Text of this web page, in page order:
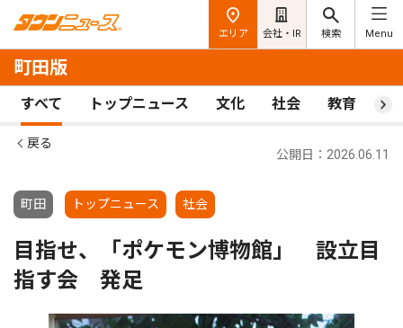
エリア 会社・IR 検索 Menu
町田版
すべて トップニュース 文化 社会 教育 ス
戻る
町田 トップニュース 社会
公開日：2026.06.11
目指せ、「ポケモン博物館」 設立目
指す会 発足